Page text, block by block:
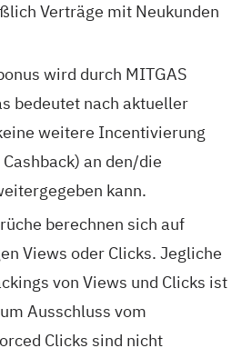
Verträge mit Neukunden
wird durch MITGAS
bedeutet nach aktueller
weitere Incentivierung
an den/die
kann.
berechnen sich auf
Views oder Clicks. Jegliche
von Views und Clicks ist
Ausschluss vom
Clicks sind nicht